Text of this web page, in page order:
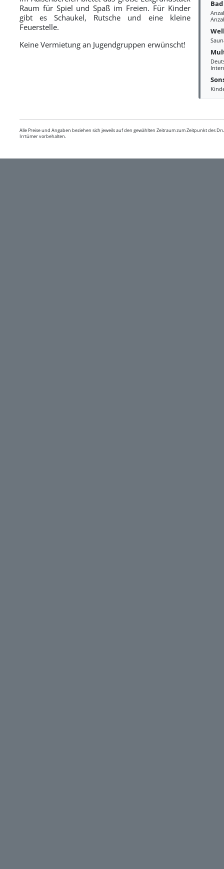
Bad
Raum für Spiel und Spaß im Freien. Für Kinder
gibt es Schaukel, Rutsche und eine kleine
Feuerstelle.
Keine Vermietung an Jugendgruppen erwünscht!
Alle Preise und Angaben beziehen sich jeweils auf den gewählten Zeitraum zum Zeitpunkt des
Irrtümer vorbehalten.